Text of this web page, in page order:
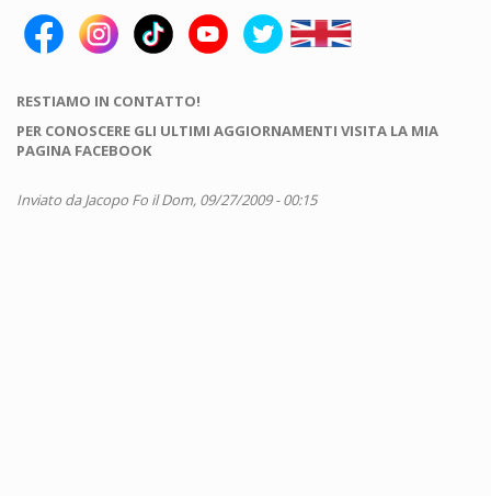
RESTIAMO IN CONTATTO!
PER CONOSCERE GLI ULTIMI AGGIORNAMENTI VISITA LA MIA
PAGINA FACEBOOK
Inviato daJacopo Fo il Dom, 09/27/2009 - 00:15